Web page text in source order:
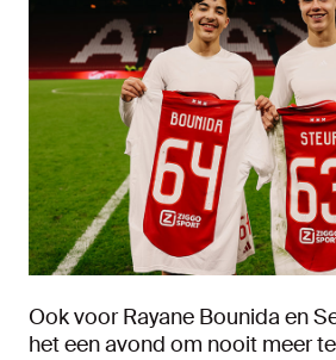
Ook voor Rayane Bounida en
het een avond om nooit meer